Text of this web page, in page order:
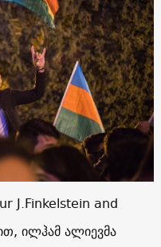
J.Finkelstein and
ილჰამ ალიევმა